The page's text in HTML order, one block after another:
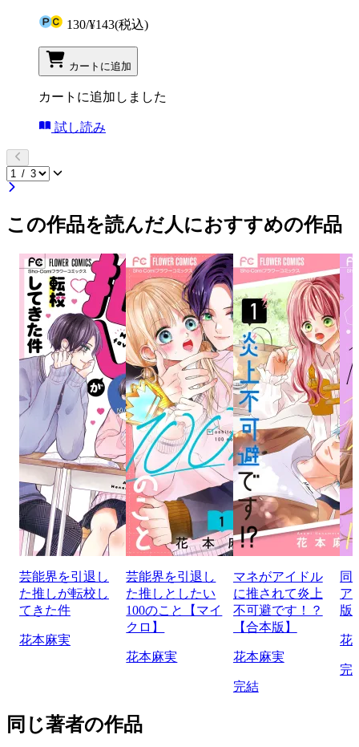
130/¥143(税込)
カートに追加
カートに追加しました
試し読み
この作品を読んだ人におすすめの作品
芸能界を引退し
た推しが転校し
てきた件
花本麻実
芸能界を引退し
た推しとしたい
100のこと【マイ
クロ】
花本麻実
マネがアイドル
に推されて炎上
不可避です！？
【合本版】
花本麻実
完結
同
ア
版
花
完
同じ著者の作品